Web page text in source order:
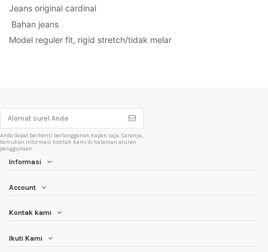
Jeans original cardinal
Bahan jeans
Model reguler fit, rigid stretch/tidak melar
Anda dapat berhenti berlangganan kapan saja. Caranya,
temukan informasi kontak kami di halaman aturan
penggunaan.
Informasi
Account
Kontak kami
Ikuti Kami